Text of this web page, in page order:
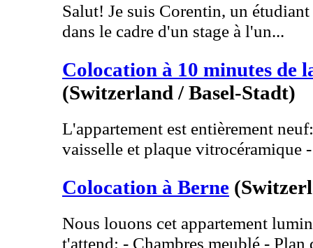
Salut! Je suis Corentin, un
dans le cadre d'un stage à l'un...
Colocation à 10 minutes de
(Switzerland / Basel-Stadt)
L'appartement est entièrement
vaisselle et plaque vitrocéramique
Colocation à Berne
Nous louons cet appartement
t'attend: - Chambres meublé - Plan